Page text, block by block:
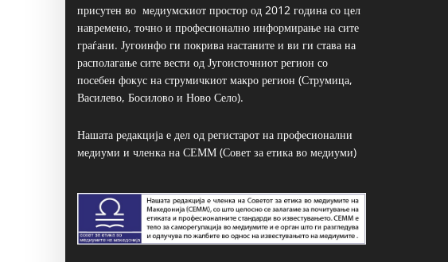
присутен во медиумскиот простор од 2012 година со цел
навремено, точно и професионално информирање на сите
граѓани. Југоинфо ги покрива настаните и ви ги става на
располагање сите вести од Југоисточниот регион со
посебен фокус на струмичкиот макро регион (Струмица,
Василево, Босилово и Ново Село).
Нашата редакција е дел од регистарот на професионални
медиуми и членка на СЕММ (Совет за етика во медиуми)